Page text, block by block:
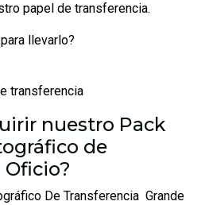
papel de transferencia.
llevarlo?
nuestro Pack
de
De Transferencia Grande